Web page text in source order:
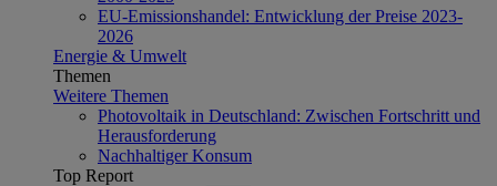
EU-Emissionshandel: Entwicklung der Preise 2023-
2026
Energie & Umwelt
Themen
Weitere Themen
Photovoltaik in Deutschland: Zwischen Fortschritt und
Herausforderung
Nachhaltiger Konsum
Top Report